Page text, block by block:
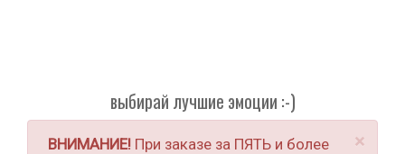
выбирай лучшие эмоции :-)
×
ВНИМАНИЕ! При заказе за ПЯТЬ и более